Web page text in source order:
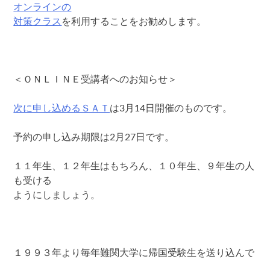
オンラインの
対策クラス を利用することをお勧めします。
＜ＯＮＬＩＮＥ受講者へのお知らせ＞
次に申し込めるＳＡＴ は3月14日開催のものです。
予約の申し込み期限は2月27日です。
１１年生、１２年生はもちろん、１０年生、９年生の人
も受ける
ようにしましょう。
１９９３年より毎年難関大学に帰国受験生を送り込んで